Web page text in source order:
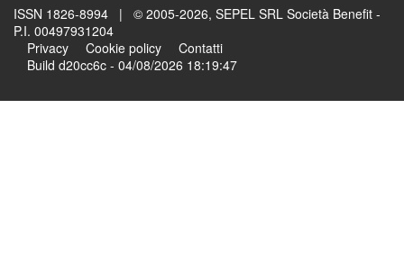
ISSN 1826-8994 | © 2005-2026, SEPEL SRL Società Benefit -
P.I. 00497931204
Privacy
Cookie policy
Contatti
Build d20cc6c - 04/08/2026 18:19:47